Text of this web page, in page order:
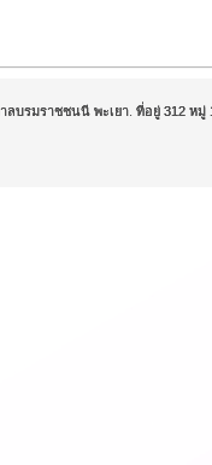
บรมราชชนนี พะเยา. ที่อยู่ 312 หมู่